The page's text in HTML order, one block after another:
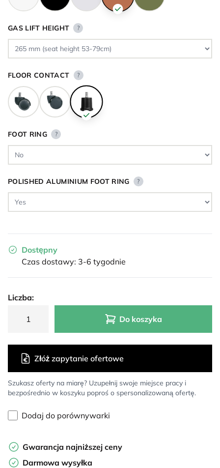
GAS LIFT HEIGHT ?
FLOOR CONTACT ?
FOOT RING ?
POLISHED ALUMINIUM FOOT RING ?
Dostępny
Czas dostawy: 3-6 tygodnie
Liczba:
Do koszyka
Szukasz oferty na miarę? Uzupełnij swoje miejsce pracy i
bezpośrednio w koszyku poproś o spersonalizowaną ofertę.
Złóż zapytanie ofertowe
Dodaj do porównywarki
Gwarancja najniższej ceny
Darmowa wysyłka